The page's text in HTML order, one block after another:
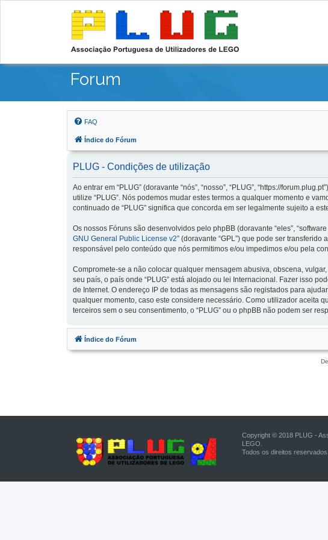
Forum
FAQ
Índice do Fórum
PLUG - Condições de utilização
Ao entrar em “PLUG” (doravante “nós”, “nosso”, “PLUG”, “https://
utilize “PLUG”. Nós podemos mudar estes termos a qualquer momento e
continuado de “PLUG” significa que concorda em ser legalmente sujeito a
Os nossos Fóruns são desenvolvidos pelo phpBB (doravante “eles”,
GNU General Public License v2” (doravante “GPL”) que pode ser transferido
responsável pelo conteúdo que nós permitimos e/ou impedimos e/ou pela
Compromete-se a não colocar qualquer mensagem abusiva, obscena,
seu país, o país onde “PLUG” está alojado ou lei Internacional. Fazer isso
de Internet. O endereço IP de todas as mensagens são registados para
qualquer momento, caso este considere necessário. Como utilizador aceita
terceiros sem o seu consentimento, o “PLUG” ou o phpBB não podem ser
Índice do Fórum
Copyright © 2018 PLUG -
LEGO.
Todos os direitos reservados.